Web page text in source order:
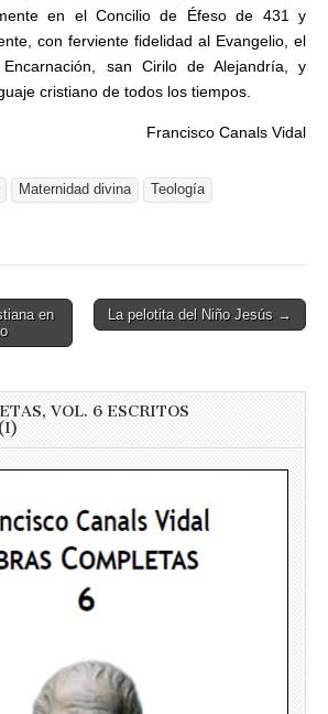
en el Concilio de Éfeso de 431 y
con ferviente fidelidad al Evangelio, el
san Cirilo de Alejandría, y
cristiano de todos los tiempos.
Francisco Canals Vidal
Maternidad divina
Teología
en
La pelotita del Niño Jesús →
VOL. 6 ESCRITOS